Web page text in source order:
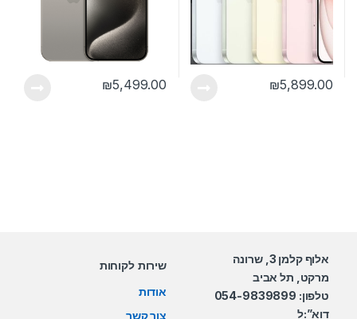
₪5,899.00
₪5,499.00
אלוף קלמן 3, שרונה
מרקט, תל אביב
טלפון: 054-9839899
דוא”:ל
שירות לקוחות
אודות
צור קשר